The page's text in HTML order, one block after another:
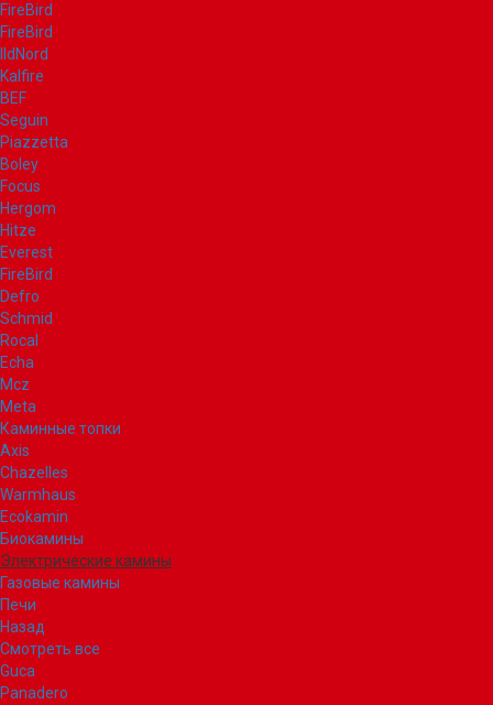
FireBird
FireBird
IldNord
Kalfire
BEF
Seguin
Piazzetta
Boley
Focus
Hergom
Hitze
Everest
FireBird
Defro
Schmid
Rocal
Echa
Mcz
Meta
Каминные топки
Axis
Chazelles
Warmhaus
Ecokamin
Биокамины
Электрические камины
Газовые камины
Печи
Назад
Смотреть все
Guca
Panadero